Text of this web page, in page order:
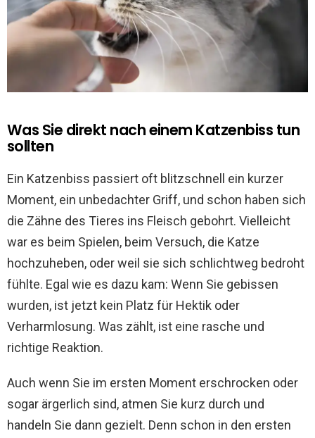
Was Sie direkt nach einem Katzenbiss tun
sollten
Ein Katzenbiss passiert oft blitzschnell ein kurzer
Moment, ein unbedachter Griff, und schon haben sich
die Zähne des Tieres ins Fleisch gebohrt. Vielleicht
war es beim Spielen, beim Versuch, die Katze
hochzuheben, oder weil sie sich schlichtweg bedroht
fühlte. Egal wie es dazu kam: Wenn Sie gebissen
wurden, ist jetzt kein Platz für Hektik oder
Verharmlosung. Was zählt, ist eine rasche und
richtige Reaktion.
Auch wenn Sie im ersten Moment erschrocken oder
sogar ärgerlich sind, atmen Sie kurz durch und
handeln Sie dann gezielt. Denn schon in den ersten